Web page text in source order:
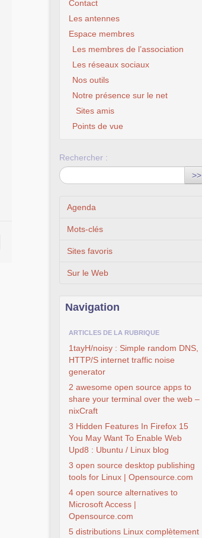
Contact
Les antennes
Espace membres
Les membres de l’association
Les réseaux sociaux
Nos outils
Notre présence sur le net
Sites amis
Points de vue
Rechercher :
>>
Agenda
Mots-clés
Sites favoris
Sur le Web
Navigation
ARTICLES DE LA RUBRIQUE
1tayH/noisy : Simple random DNS,
HTTP/S internet traffic noise
generator
2 awesome open source apps to
share your terminal over the web –
nixCraft
3 Hidden Features In Firefox 15
You May Want To Enable Web
Upd8 : Ubuntu / Linux blog
3 open source desktop publishing
tools for Linux | Opensource.com
4 open source alternatives to
Microsoft Access |
Opensource.com
5 distributions Linux complètement